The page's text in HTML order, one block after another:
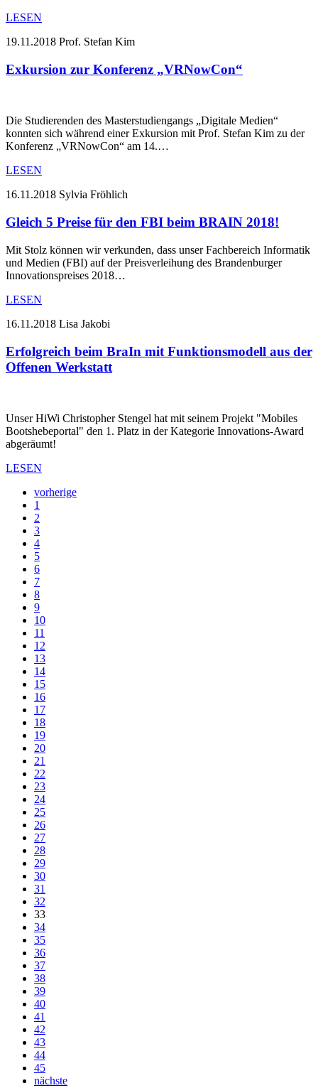
LESEN
19.11.2018 Prof. Stefan Kim
Exkursion zur Konferenz „VRNowCon“
Die Studierenden des Masterstudiengangs „Digitale Medien“
konnten sich während einer Exkursion mit Prof. Stefan Kim zu der
Konferenz „VRNowCon“ am 14.…
LESEN
16.11.2018 Sylvia Fröhlich
Gleich 5 Preise für den FBI beim BRAIN 2018!
Mit Stolz können wir verkunden, dass unser Fachbereich Informatik
und Medien (FBI) auf der Preisverleihung des Brandenburger
Innovationspreises 2018…
LESEN
16.11.2018 Lisa Jakobi
Erfolgreich beim BraIn mit Funktionsmodell aus der
Offenen Werkstatt
Unser HiWi Christopher Stengel hat mit seinem Projekt "Mobiles
Bootshebeportal" den 1. Platz in der Kategorie Innovations-Award
abgeräumt!
LESEN
vorherige
1
2
3
4
5
6
7
8
9
10
11
12
13
14
15
16
17
18
19
20
21
22
23
24
25
26
27
28
29
30
31
32
33
34
35
36
37
38
39
40
41
42
43
44
45
nächste